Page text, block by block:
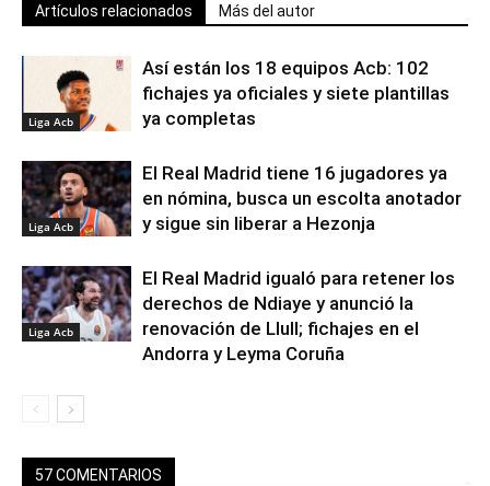
Artículos relacionados Más del autor
Liga Acb
Así están los 18 equipos Acb: 102
fichajes ya oficiales y siete plantillas
ya completas
Liga Acb
El Real Madrid tiene 16 jugadores ya
en nómina, busca un escolta anotador
y sigue sin liberar a Hezonja
Liga Acb
El Real Madrid igualó para retener los
derechos de Ndiaye y anunció la
renovación de Llull; fichajes en el
Andorra y Leyma Coruña
57 COMENTARIOS